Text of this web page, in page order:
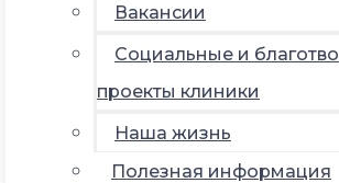
Вакансии
Социальные и
проекты клиники
Наша жизнь
Полезная информация